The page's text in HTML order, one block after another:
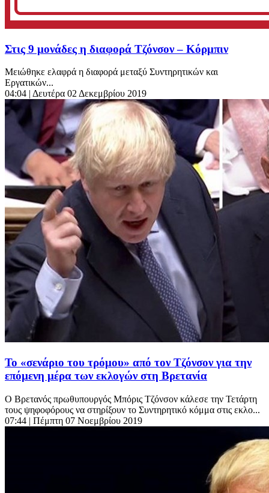
Στις 9 μονάδες η διαφορά Τζόνσον – Κόρμπιν
Μειώθηκε ελαφρά η διαφορά μεταξύ Συντηρητικών και
Εργατικών...
04:04 | Δευτέρα 02 Δεκεμβρίου 2019
Το «σενάριο του τρόμου» από τον Τζόνσον για την
επόμενη μέρα των εκλογών στη Βρετανία
Ο Βρετανός πρωθυπουργός Μπόρις Τζόνσον κάλεσε την Τετάρτη
τους ψηφοφόρους να στηρίξουν το Συντηρητικό κόμμα στις εκλο...
07:44 | Πέμπτη 07 Νοεμβρίου 2019